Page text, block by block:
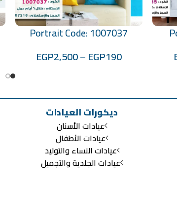
تحديد أحد الخيارات
Portrait Code: 1007037
EGP190
–
EGP2,500
ديكورات العيادات
عيادات الأسنان
عيادات الأطفال
عيادات النساء والتوليد
عيادات الجلدية والتجميل